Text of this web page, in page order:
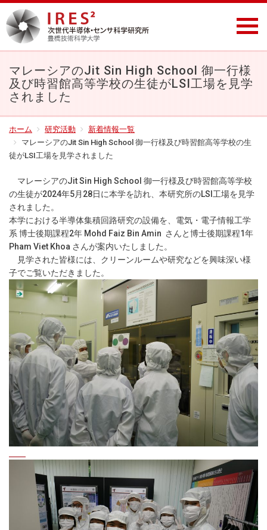
マレーシアのJit Sin High School 御一行様
及び時習館高等学校の生徒がLSI工場を見学
されました
ホーム 研究活動
新着情報一覧
マレーシアのJit Sin High School 御一行様及び時習館高等学校の生
徒がLSI工場を見学されました
マレーシアのJit Sin High School 御一行様及び時習館高等学校
の生徒が2024年5月28日に本学を訪れ、本研究所のLSI工場を見学
されました。
本学における半導体集積回路研究の設備を、電気・電子情報工学
系 博士後期課程2年 Mohd Faiz Bin Amin さんと博士後期課程1年
Pham Viet Khoa さんが案内いたしました。
見学された皆様には、クリーンルームや研究などを興味深い様
子でご覧いただきました。